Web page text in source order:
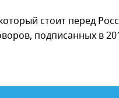
стоит перед
подписанных в